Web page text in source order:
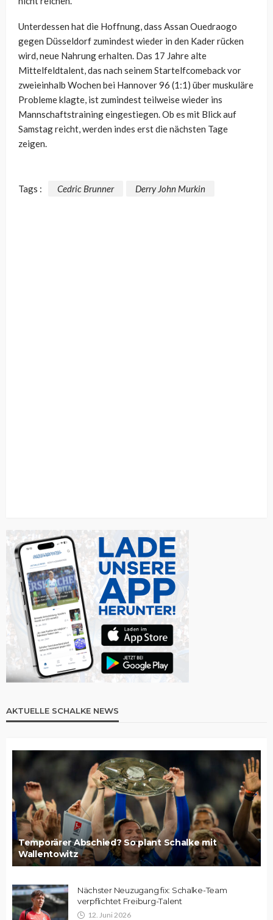
Unterdessen hat die Hoffnung, dass Assan Ouedraogo
gegen Düsseldorf zumindest wieder in den Kader rücken
wird, neue Nahrung erhalten. Das 17 Jahre alte
Mittelfeldtalent, das nach seinem Startelfcomeback vor
zweieinhalb Wochen bei Hannover 96 (1:1) über muskuläre
Probleme klagte, ist zumindest teilweise wieder ins
Mannschaftstraining eingestiegen. Ob es mit Blick auf
Samstag reicht, werden indes erst die nächsten Tage
zeigen.
Tags : Cedric Brunner Derry John Murkin
AKTUELLE SCHALKE NEWS
Temporärer Abschied? So plant Schalke mit
Wallentowitz
Nächster Neuzugang fix: Schalke-Team
verpflichtet Freiburg-Talent
12. Juni 2026